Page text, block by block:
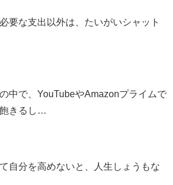
要な支出以外は、たいがいシャット
中で、YouTubeやAmazonプライムで
きるし…
自分を高めないと、人生しょうもな